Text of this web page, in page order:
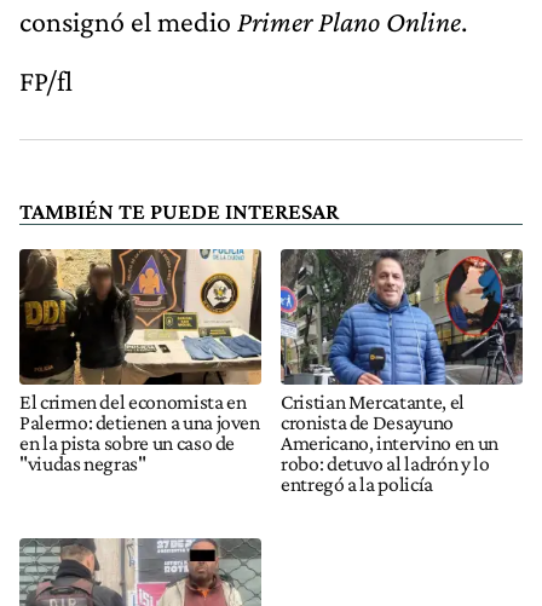
consignó el medio Primer Plano Online.
FP/fl
TAMBIÉN TE PUEDE INTERESAR
El crimen del economista en
Palermo: detienen a una joven
en la pista sobre un caso de
"viudas negras"
Cristian Mercatante, el
cronista de Desayuno
Americano, intervino en un
robo: detuvo al ladrón y lo
entregó a la policía